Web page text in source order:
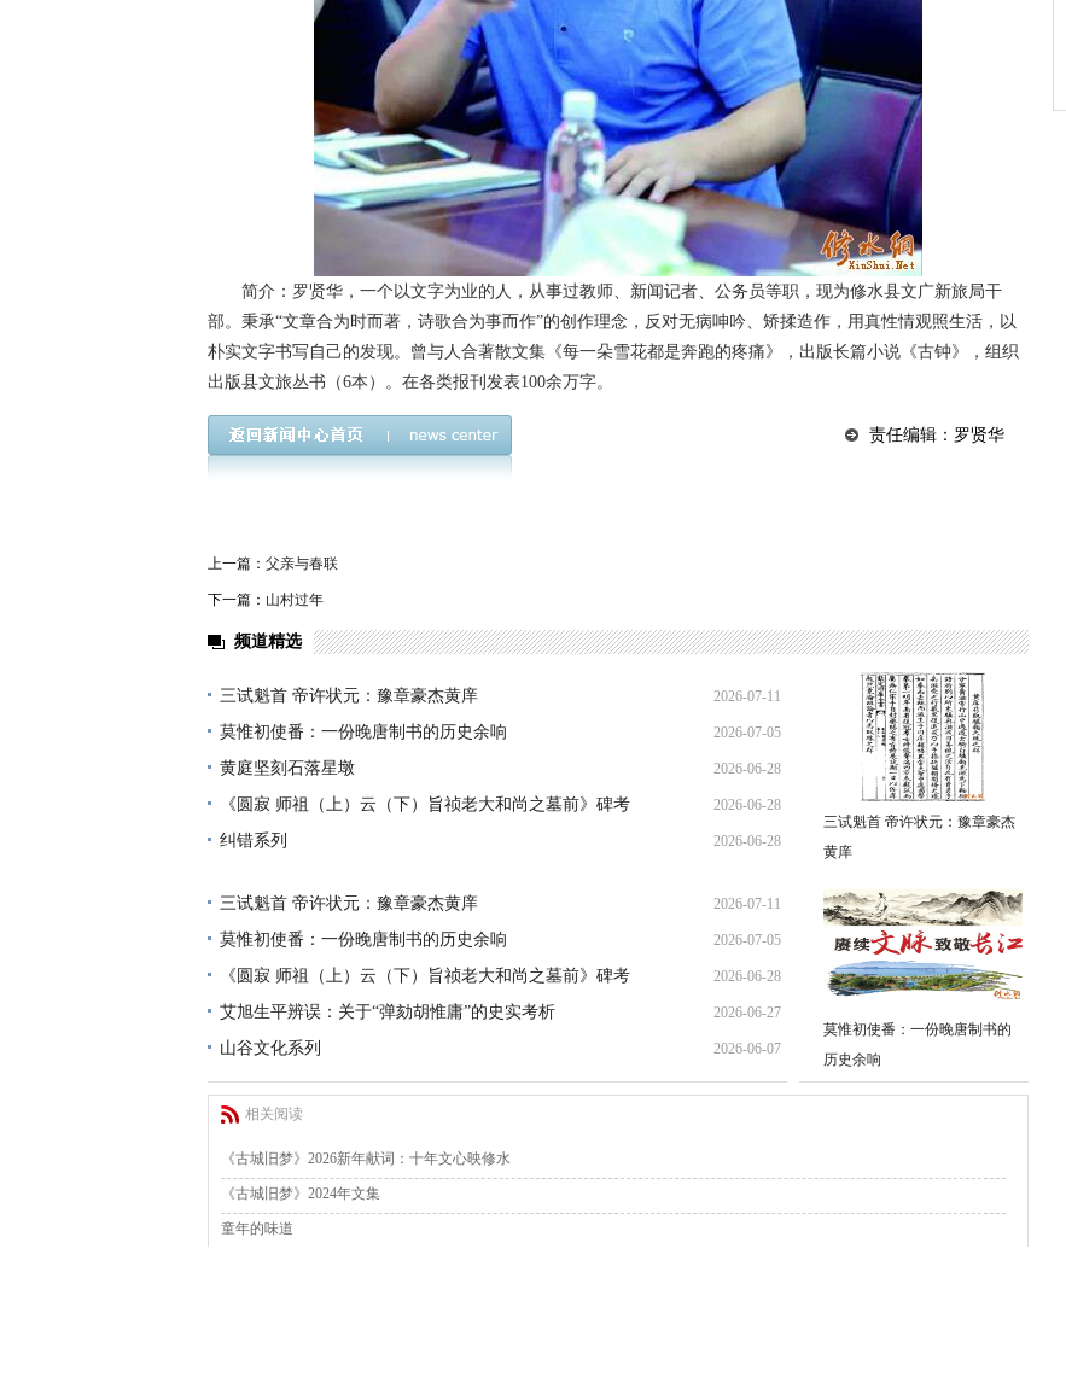
简介：罗贤华，一个以文字为业的人，从事过教师、新闻记者、公务员等职，现为修水县文广新旅局干
部。秉承“文章合为时而著，诗歌合为事而作”的创作理念，反对无病呻吟、矫揉造作，用真性情观照生活，以
朴实文字书写自己的发现。曾与人合著散文集《每一朵雪花都是奔跑的疼痛》，出版长篇小说《古钟》，组织
出版县文旅丛书（6本）。在各类报刊发表100余万字。
责任编辑：罗贤华
上一篇： 父亲与春联
下一篇： 山村过年
频道精选
三试魁首 帝许状元：豫章豪杰黄庠 2026-07-11
16:41:10
莫惟初使番：一份晚唐制书的历史余响 2026-07-05
20:17:26
黄庭坚刻石落星墩 2026-06-28
21:31:36
《圆寂 师祖（上）云（下）旨祯老大和尚之墓前》碑考 2026-06-28
09:00:27
纠错系列 2026-06-28
三试魁首 帝许状元：豫章豪杰黄庠 2026-07-11
16:41:10
莫惟初使番：一份晚唐制书的历史余响 2026-07-05
20:17:26
《圆寂 师祖（上）云（下）旨祯老大和尚之墓前》碑考 2026-06-28
09:00:27
艾旭生平辨误：关于“弹劾胡惟庸”的史实考析 2026-06-27
23:33:35
山谷文化系列 2026-06-07
11:00:09
三试魁首 帝许状元：豫章豪杰
黄庠
莫惟初使番：一份晚唐制书的
历史余响
相关阅读
《古城旧梦》2026新年献词：十年文心映修水
《古城旧梦》2024年文集
童年的味道